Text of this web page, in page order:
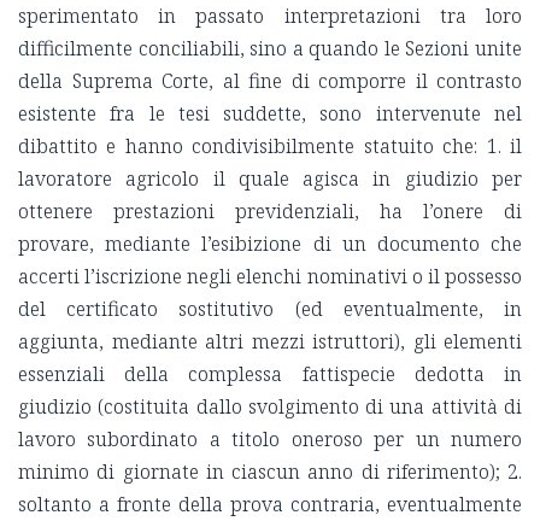
sperimentato in passato interpretazioni tra loro
difficilmente conciliabili, sino a quando le Sezioni unite
della Suprema Corte, al fine di comporre il contrasto
esistente fra le tesi suddette, sono intervenute nel
dibattito e hanno condivisibilmente statuito che: 1. il
lavoratore agricolo il quale agisca in giudizio per
ottenere prestazioni previdenziali, ha l’onere di
provare, mediante l’esibizione di un documento che
accerti l’iscrizione negli elenchi nominativi o il possesso
del certificato sostitutivo (ed eventualmente, in
aggiunta, mediante altri mezzi istruttori), gli elementi
essenziali della complessa fattispecie dedotta in
giudizio (costituita dallo svolgimento di una attività di
lavoro subordinato a titolo oneroso per un numero
minimo di giornate in ciascun anno di riferimento); 2.
soltanto a fronte della prova contraria, eventualmente